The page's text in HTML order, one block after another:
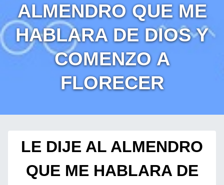
ALMENDRO QUE ME
HABLARA DE DIOS Y
COMENZO A
FLORECER
LE DIJE AL ALMENDRO
QUE ME HABLARA DE